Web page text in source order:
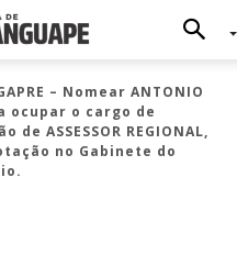
– Nomear ANTONIO
ocupar o cargo de
ASSESSOR REGIONAL,
no Gabinete do